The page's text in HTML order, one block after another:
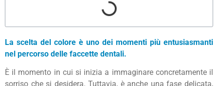
La scelta del colore è uno dei momenti più entusiasmanti
nel percorso delle faccette dentali.
È il momento in cui si inizia a immaginare concretamente il
sorriso che si desidera. Tuttavia, è anche una fase delicata,